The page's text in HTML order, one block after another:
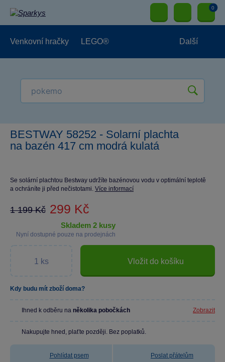
0
Venkovní hračky LEGO® Další
BESTWAY 58252 - Solarní plachta
na bazén 417 cm modrá kulatá
Se solární plachtou Bestway udržíte bazénovou vodu v optimální teplotě
a ochráníte ji před nečistotami. Více informací
1 199 Kč 299 Kč
skladem 2 kusy
Nyní dostupné pouze na prodejnách
Vložit do košíku
Kdy budu mít zboží doma?
Ihned k odběru na několika pobočkách Zobrazit
Nakupujte hned, plaťte později. Bez poplatků.
Pohlídat psem Poslat přátelům